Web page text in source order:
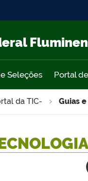
Seleções Portal
da TIC- Guias